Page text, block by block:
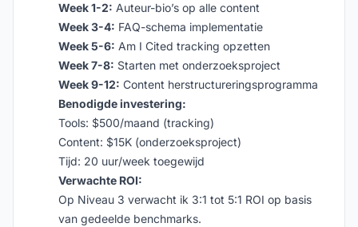
Week 1-2: Auteur-bio’s op alle content
Week 3-4: FAQ-schema implementatie
Week 5-6: Am I Cited tracking opzetten
Week 7-8: Starten met onderzoeksproject
Week 9-12: Content herstructureringsprogramma
Benodigde investering:
Tools: $500/maand (tracking)
Content: $15K (onderzoeksproject)
Tijd: 20 uur/week toegewijd
Verwachte ROI:
Op Niveau 3 verwacht ik 3:1 tot 5:1 ROI op basis
van gedeelde benchmarks.